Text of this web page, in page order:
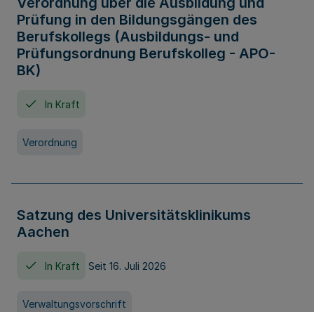
Prüfung in den Bildungsgängen des
Berufskollegs (Ausbildungs- und
Prüfungsordnung Berufskolleg - APO-
BK)
In Kraft
Verordnung
Satzung des Universitätsklinikums
Aachen
In Kraft Seit 16. Juli 2026
Verwaltungsvorschrift